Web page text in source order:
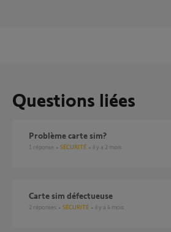
Questions liées
Problème carte sim?
1 réponse SÉCURITÉ il y a 2 mois
Carte sim défectueuse
2 réponses SÉCURITÉ il y a 4 mois